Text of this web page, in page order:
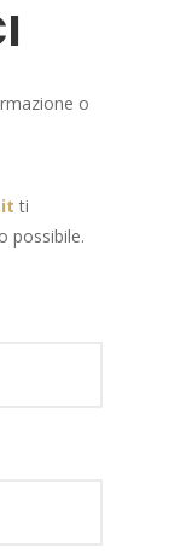
o
ti
possibile.